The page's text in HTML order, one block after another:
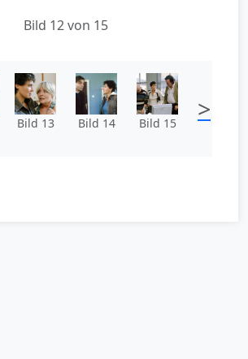
Bild 12 von 15
Bild 13 Bild 14 Bild 15 >